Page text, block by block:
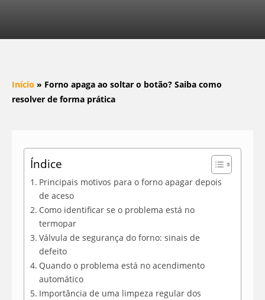
Início » Forno apaga ao soltar o botão? Saiba como
resolver de forma prática
Índice
Principais motivos para o forno apagar depois
de aceso
Como identificar se o problema está no
termopar
Válvula de segurança do forno: sinais de
defeito
Quando o problema está no acendimento
automático
Importância de uma limpeza regular dos